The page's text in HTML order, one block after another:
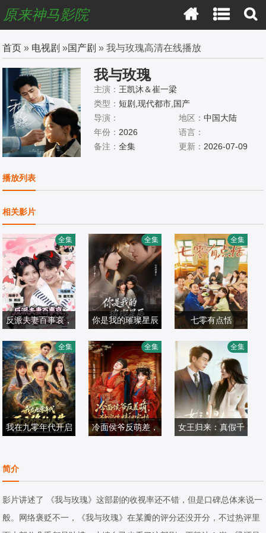
原来神马影院
首页 » 电视剧 »国产剧 » 我与玫瑰高清在线播放
我与玫瑰
主演： 王凯沐＆崔一梁
类型：短剧,现代都市,国产
导演：
地区： 中国大陆
年份： 2026
语言：
备注：全集 更新： 2026-07-09
播放列表
相关影片
反派夫妻百事哀，
国产剧
2026/中国大陆
全集
你是我的璀璨星辰
国产剧
2026/中国大陆
全集
七零有点恬
国产剧
2026/中国大陆
全集
我在九零年代开启
国产剧
2026/中国大陆
全集
冷面侯爷反萌差，
2026/中国大陆
全集
女王归来：真假千
2026/中国大陆
全集
简介
影片讲述了 《我与玫瑰》这部剧的收视率还不错，但是口碑总体来说一
般。网络褒贬不一，《我与玫瑰》在某瓣的评分还没开分，不过热评里